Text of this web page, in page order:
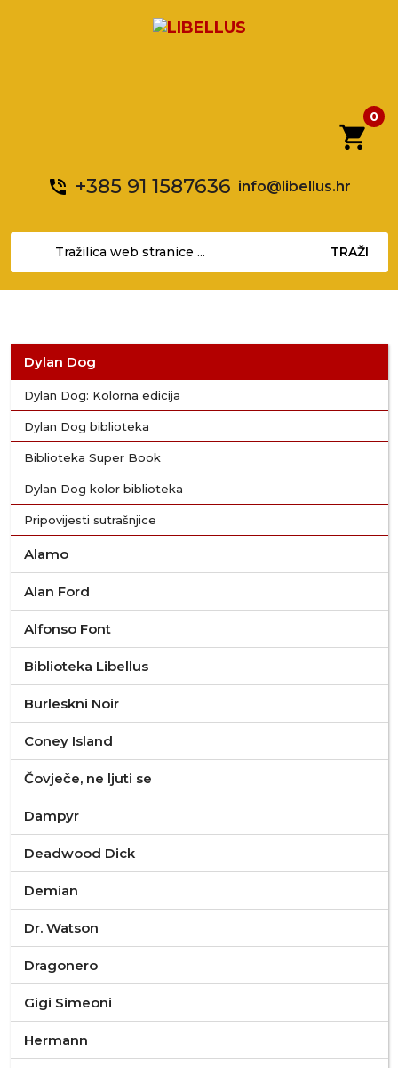
shopping_cart
0
phone_in_talk +385 91 1587636 info@libellus.hr
TRAŽI
Dylan Dog
Dylan Dog: Kolorna edicija
Dylan Dog biblioteka
Biblioteka Super Book
Dylan Dog kolor biblioteka
Pripovijesti sutrašnjice
Alamo
Alan Ford
Alfonso Font
Biblioteka Libellus
Burleskni Noir
Coney Island
Čovječe, ne ljuti se
Dampyr
Deadwood Dick
Demian
Dr. Watson
Dragonero
Gigi Simeoni
Hermann